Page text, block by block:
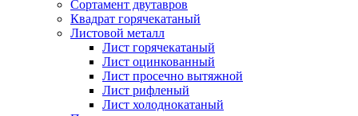
Сортамент двутавров
Квадрат горячекатаный
Листовой металл
Лист горячекатаный
Лист оцинкованный
Лист просечно вытяжной
Лист рифленый
Лист холоднокатаный